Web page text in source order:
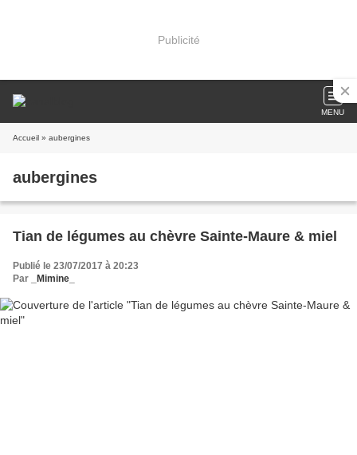
Publicité
MENU
Accueil » aubergines
aubergines
Tian de légumes au chèvre Sainte-Maure & miel
Publié le 23/07/2017 à 20:23
Par
_Mimine_